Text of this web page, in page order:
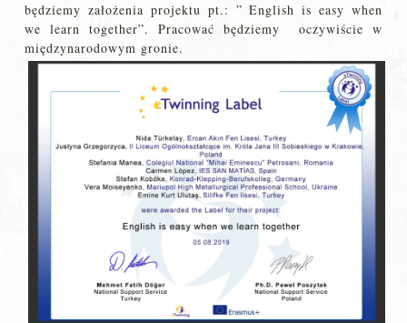
będziemy założenia projektu pt.: ” English is easy when
we learn together”. Pracować będziemy oczywiście w
międzynarodowym gronie.